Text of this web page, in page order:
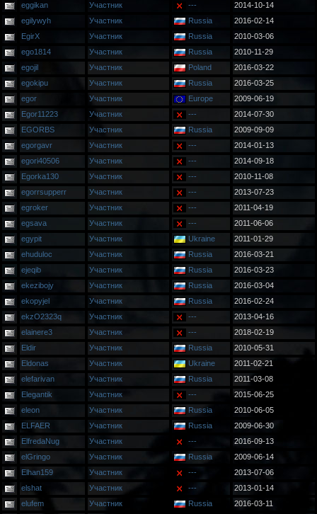
eggikan
Участник ---
2014-10-14
egilywyh
Участник Russia
2016-02-14
EgirX
Участник Russia
2010-03-06
ego1814
Участник Russia
2010-11-29
egojil
Участник Poland
2016-03-22
egokipu
Участник Russia
2016-03-25
egor
Участник Europe
2009-06-19
Egor11223
Участник ---
2014-07-30
EGORBS
Участник Russia
2009-09-09
egorgavr
Участник ---
2014-01-13
egori40506
Участник ---
2014-09-18
Egorka130
Участник ---
2010-11-08
egorrsupperr
Участник ---
2013-07-23
egroker
Участник ---
2011-04-19
egsava
Участник ---
2011-06-06
egypit
Участник Ukraine
2011-01-29
ehuduloc
Участник Russia
2016-03-21
ejeqib
Участник Russia
2016-03-23
ekezibojy
Участник Russia
2016-03-04
ekopyjel
Участник Russia
2016-02-24
ekzO2323q
Участник ---
2013-04-16
elainere3
Участник ---
2018-02-19
Eldir
Участник Russia
2010-05-31
Eldonas
Участник Ukraine
2011-02-21
elefarivan
Участник Russia
2011-03-08
Elegantik
Участник ---
2015-06-25
eleon
Участник Russia
2010-06-05
ELFAER
Участник Russia
2009-06-30
ElfredaNug
Участник ---
2016-09-13
elGringo
Участник Russia
2009-06-14
Elhan159
Участник ---
2013-07-06
elshat
Участник ---
2013-01-14
elufem
Участник Russia 2016-03-11